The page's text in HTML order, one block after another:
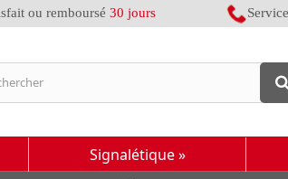
ou remboursé30 jours
Signalétique»